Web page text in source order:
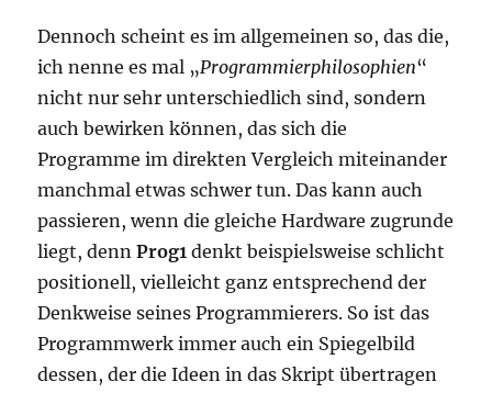
Dennoch scheint es im allgemeinen so, das die,
ich nenne es mal „Programmierphilosophien“
nicht nur sehr unterschiedlich sind, sondern
auch bewirken können, das sich die
Programme im direkten Vergleich miteinander
manchmal etwas schwer tun. Das kann auch
passieren, wenn die gleiche Hardware zugrunde
liegt, dennProg1 denkt beispielsweise schlicht
positionell, vielleicht ganz entsprechend der
Denkweise seines Programmierers. So ist das
Programmwerk immer auch ein Spiegelbild
dessen, der die Ideen in das Skript übertragen